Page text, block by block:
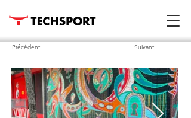
Précédent Suivant